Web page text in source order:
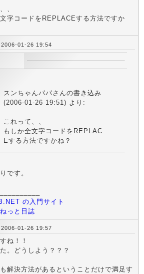
、
字コードをREPLACEする方法ですか
2006-01-26 19:54
スンちゃんパパさんの書き込み
(2006-01-26 19:51) より:
これって、、
もしか全文字コードをREPLAC
Eする方法ですかね？
です。
の入門サイト
っと日誌
2006-01-26 19:57
ね！！
。どうしよう？？？
解決方法があるということだけで満足す